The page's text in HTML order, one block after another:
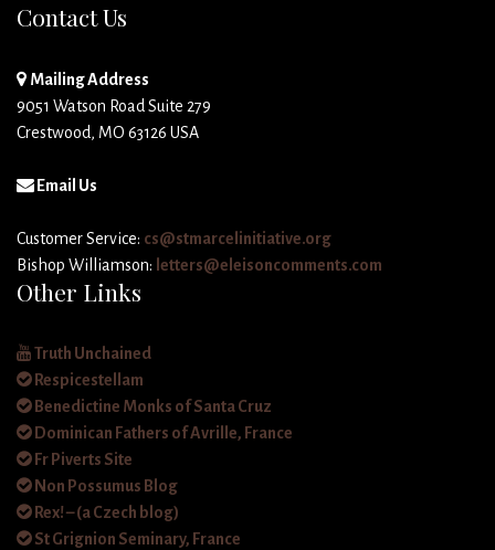
Contact Us
Mailing Address
9051 Watson Road Suite 279
Crestwood, MO 63126 USA
Email Us
Customer Service: cs@stmarcelinitiative.org
Bishop Williamson: letters@eleisoncomments.com
Other Links
Truth Unchained
Respicestellam
Benedictine Monks of Santa Cruz
Dominican Fathers of Avrille, France
Fr Piverts Site
Non Possumus Blog
Rex! – (a Czech blog)
St Grignion Seminary, France